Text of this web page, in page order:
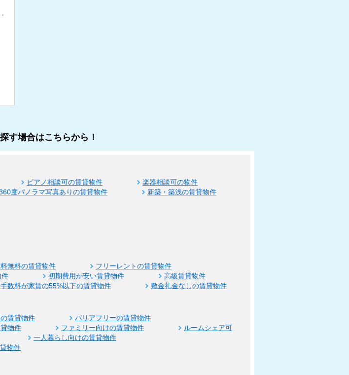
す場合はこちらから！
ピアノ相談可の賃貸物件
楽器相談可の物件
度パノラマ写真ありの賃貸物件
新築・築浅の賃貸物件
無料の賃貸物件
フリーレントの賃貸物件
件 初期費用が安い賃貸物件
高級賃貸物件
数料が家賃の55%以下の賃貸物件 敷金礼金なしの賃貸物件
賃貸物件
バリアフリーの賃貸物件
物件 ファミリー向けの賃貸物件
ルームシェア可
一人暮らし向けの賃貸物件
物件